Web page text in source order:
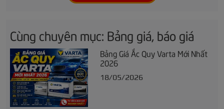
Cùng chuyên mục: Bảng giá, báo giá
Bảng Giá Ắc Quy Varta Mới Nhất
2026
18/05/2026